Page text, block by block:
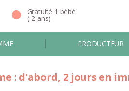
Gratuité 1 bébé
(-2 ans)
PRODUCTEUR
: d'abord, 2 jours en